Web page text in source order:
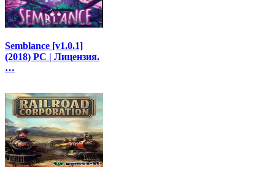
Semblance [v1.0.1]
(2018) PC | Лицензия.
…